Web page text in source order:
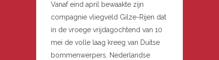
Vanaf eind april bewaakte zijn
compagnie vliegveld Gilze-Rijen dat
in de vroege vrijdagochtend van 10
mei de volle laag kreeg van Duitse
bommenwerpers. Nederlandse